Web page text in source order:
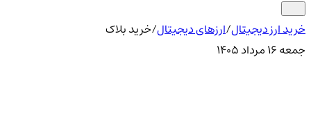
خرید ارز دیجیتال/ارزهای دیجیتال/خرید بلاک‌
جمعه ۱۶ مرداد ۱۴۰۵